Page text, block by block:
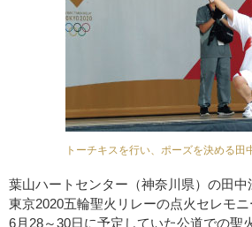
トーチキスを行い、ポーズを決める田
葉山ハートセンター（神奈川県）の田中
東京2020五輪聖火リレーの点火セレモ
6月28～30日に予定していた公道での聖